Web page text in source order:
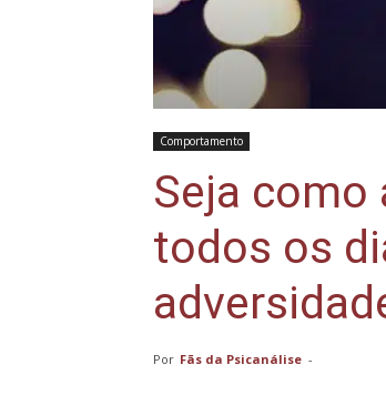
Comportamento
Seja como
todos os
Por Fãs da Psicanálise -